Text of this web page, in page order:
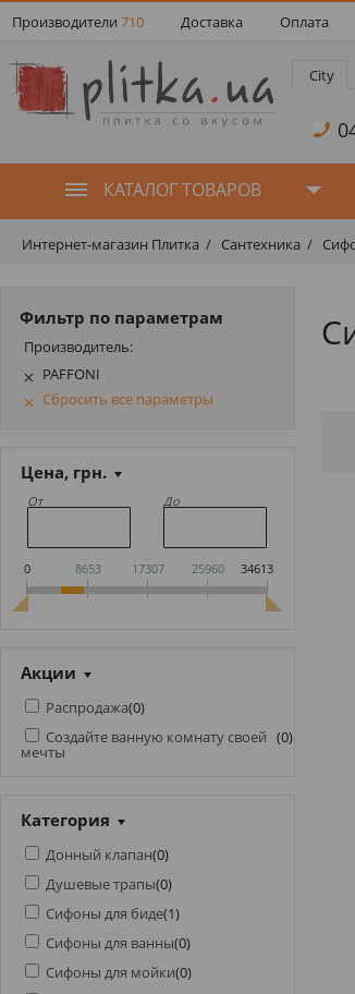
Производители 710 Доставка Оплата
City
КАТАЛОГ ТОВАРОВ
Интернет-магазин Плитка Сантехника
Фильтр по параметрам
Производитель:
PAFFONI
Сбросить все параметры
Цена, грн.
От До
0 8653 17307 25960 34613
Акции
Распродажа(0)
Создайте ванную комнату своей
мечты
(0)
Категория
Донный клапан(0)
Душевые трапы(0)
Сифоны для биде(1)
Сифоны для ванны(0)
Сифоны для мойки(0)